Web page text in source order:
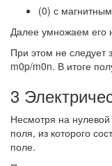
(0) с
Далее умножаем его
При этом не следует
m0p/m0n. В итоге
3
Несмотря на нулевой
поля, из которого
поле.